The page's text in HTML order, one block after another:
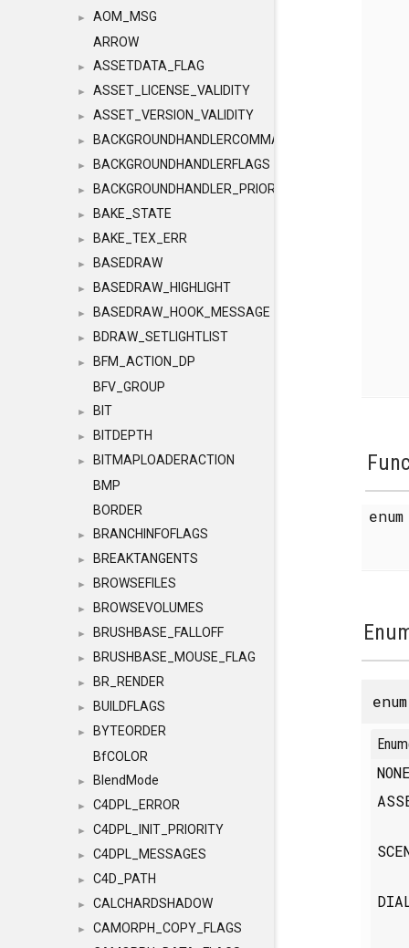
►
AOM_MSG
ARROW
► ASSETDATA_FLAG
► ASSET_LICENSE_VALIDITY
► ASSET_VERSION_VALIDITY
► BACKGROUNDHANDLERCOMMAND
► BACKGROUNDHANDLERFLAGS
► BACKGROUNDHANDLER_PRIORITY
► BAKE_STATE
► BAKE_TEX_ERR
► BASEDRAW
► BASEDRAW_HIGHLIGHT
► BASEDRAW_HOOK_MESSAGE
► BDRAW_SETLIGHTLIST
►
BFM_ACTION_DP
BFV_GROUP
► BIT
► BITDEPTH
►
BITMAPLOADERACTION
BMP
BORDER
► BRANCHINFOFLAGS
► BREAKTANGENTS
► BROWSEFILES
► BROWSEVOLUMES
► BRUSHBASE_FALLOFF
► BRUSHBASE_MOUSE_FLAG
► BR_RENDER
► BUILDFLAGS
►
BYTEORDER
BfCOLOR
► BlendMode
► C4DPL_ERROR
► C4DPL_INIT_PRIORITY
► C4DPL_MESSAGES
► C4D_PATH
► CALCHARDSHADOW
►
CAMORPH_COPY_FLAGS